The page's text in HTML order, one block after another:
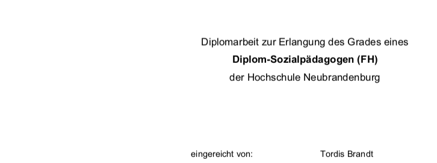
Diplomarbeit zur Erlangung des Grades eines
Diplom-Sozialpädagogen (FH)
der Hochschule Neubrandenburg
eingereicht           von:                                 Tordis           Brandt